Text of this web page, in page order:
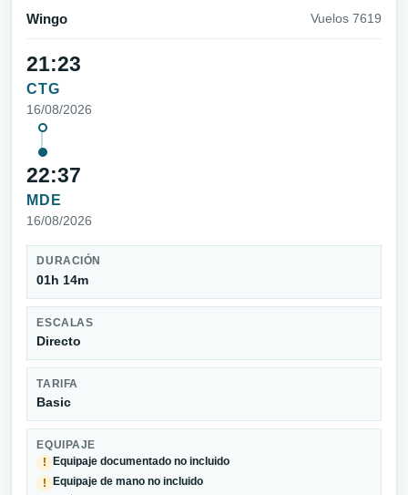
Wingo Vuelos 7619
21:23
CTG
16/08/2026
22:37
MDE
16/08/2026
DURACIÓN
01h 14m
ESCALAS
Directo
TARIFA
Basic
EQUIPAJE
!
Equipaje documentado no incluido
! Equipaje de mano no incluido